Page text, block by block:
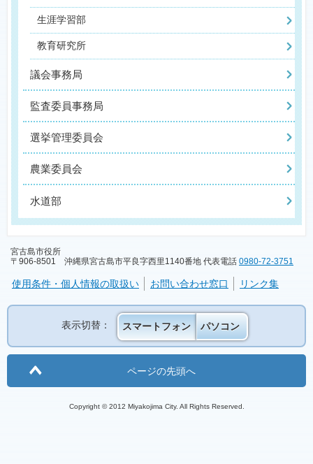
生涯学習部
教育研究所
議会事務局
監査委員事務局
選挙管理委員会
農業委員会
水道部
宮古島市役所
〒906-8501 沖縄県宮古島市平良字西里1140番地 代表電話 0980-72-3751
使用条件・個人情報の取扱い お問い合わせ窓口 リンク集
表示切替： スマートフォン パソコン
ページの先頭へ
Copyright © 2012 Miyakojima City. All Rights Reserved.